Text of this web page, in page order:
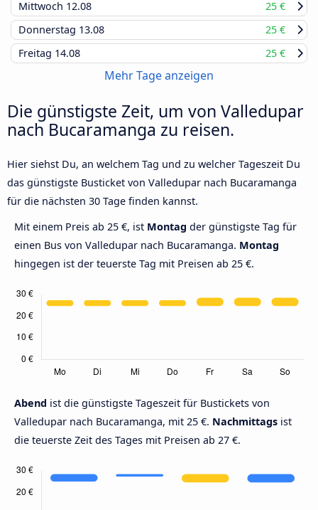
Mittwoch 12.08
25 €
Donnerstag 13.08
25 €
Freitag 14.08 25 €
Mehr Tage anzeigen
Die günstigste Zeit, um von Valledupar
nach Bucaramanga zu reisen.
Hier siehst Du, an welchem Tag und zu welcher Tageszeit Du
das günstigste Busticket von Valledupar nach Bucaramanga
für die nächsten 30 Tage finden kannst.
Mit einem Preis ab 25 €, ist Montag der günstigste Tag für
einen Bus von Valledupar nach Bucaramanga. Montag
hingegen ist der teuerste Tag mit Preisen ab 25 €.
Abend ist die günstigste Tageszeit für Bustickets von
Valledupar nach Bucaramanga, mit 25 €. Nachmittags ist
die teuerste Zeit des Tages mit Preisen ab 27 €.